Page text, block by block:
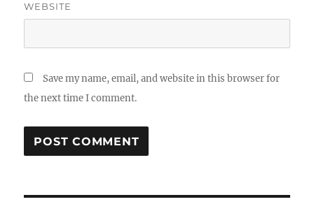
WEBSITE
Save my name, email, and website in this browser for
the next time I comment.